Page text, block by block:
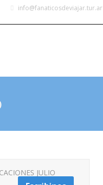
info@fanaticosdeviajar.tur.ar
JULIO